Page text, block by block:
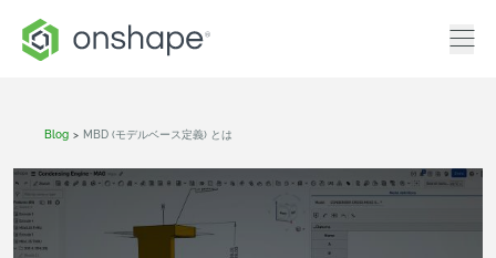
Blog > MBD (モデルベース定義) とは